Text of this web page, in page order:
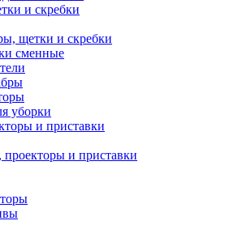
и скребки
щетки и скребки
сменные
уборки
и приставки
проекторы и приставки